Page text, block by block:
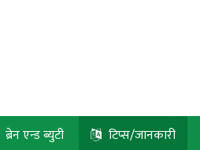
ब्रेन एन्ड ब्युटी टिप्स/जानकारी